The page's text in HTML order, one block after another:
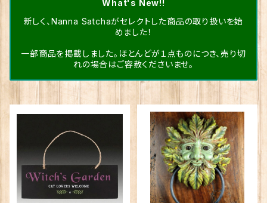
What's New!!
新しく、Nanna Satchaがセレクトした商品の取り扱いを始
めました！
一部商品を掲載しました。ほとんどが１点ものにつき、売り切
れの場合はご容赦くださいませ。